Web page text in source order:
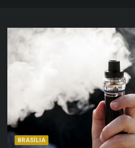
BRASÍLIA